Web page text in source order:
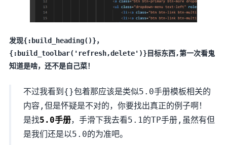
发现{:build_heading()}，
{:build_toolbar('refresh,delete')}目标东西,第一次看鬼
知道是啥，还不是自己菜！
不过我看到{}包着那应该是类似5.0手册模板相关的
内容,但是怀疑是不对的，你要找出真正的例子啊！
是找5.0手册，手滑下我去看5.1的TP手册,虽然有但
是我们还是以5.0的为准吧。